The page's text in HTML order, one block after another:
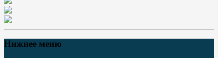
Нижнее меню